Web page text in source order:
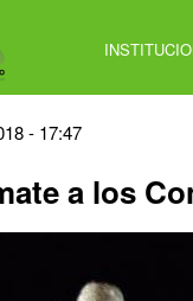
- 17:47
a los